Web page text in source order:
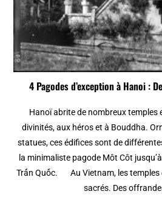
4 Pagodes d’exception à Hanoi :
Hanoï abrite de nombreux temples
divinités, aux héros et à Bouddha.
statues, ces édifices sont de
la minimaliste pagode Môt Côt
Trấn Quốc. Au Vietnam, les temples
sacrés. Des